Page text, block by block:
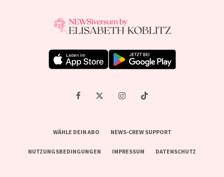
WÄHLE DEIN ABO NEWS-CREW SUPPORT
NUTZUNGSBEDINGUNGEN IMPRESSUM DATENSCHUTZ